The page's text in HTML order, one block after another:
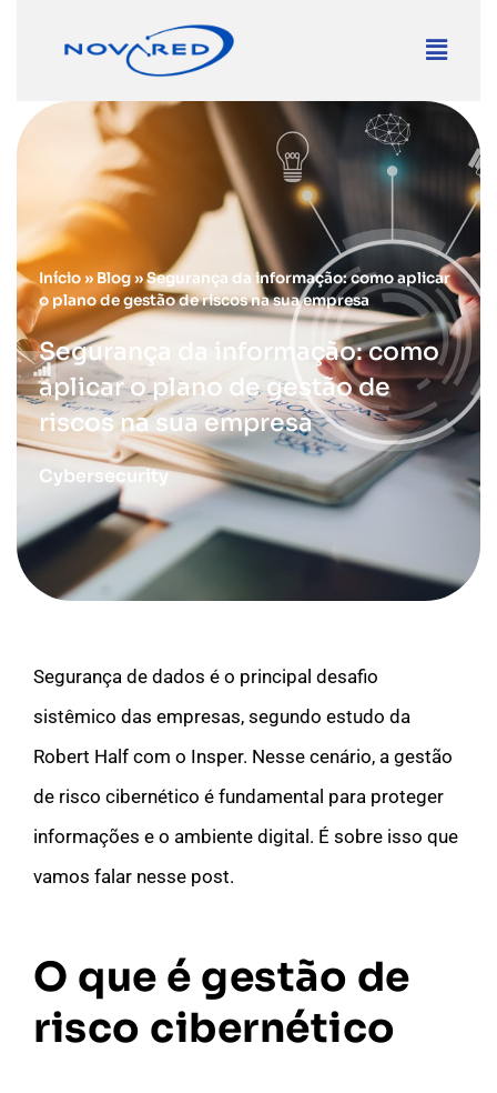
Início» Blog»Segurança da informação: como aplicar
o plano de gestão de riscos na sua empresa
Segurança da informação: como
aplicar o plano de gestão de
riscos na sua empresa
Cybersecurity
Segurança de dados é o principal desafio
sistêmico das empresas, segundo estudo da
Robert Half com o Insper. Nesse cenário, a gestão
de risco cibernético é fundamental para proteger
informações e o ambiente digital. É sobre isso que
vamos falar nesse post.
O que é gestão de
risco cibernético